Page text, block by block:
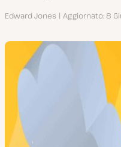
Autore
Edward Jones Aggiornato 8